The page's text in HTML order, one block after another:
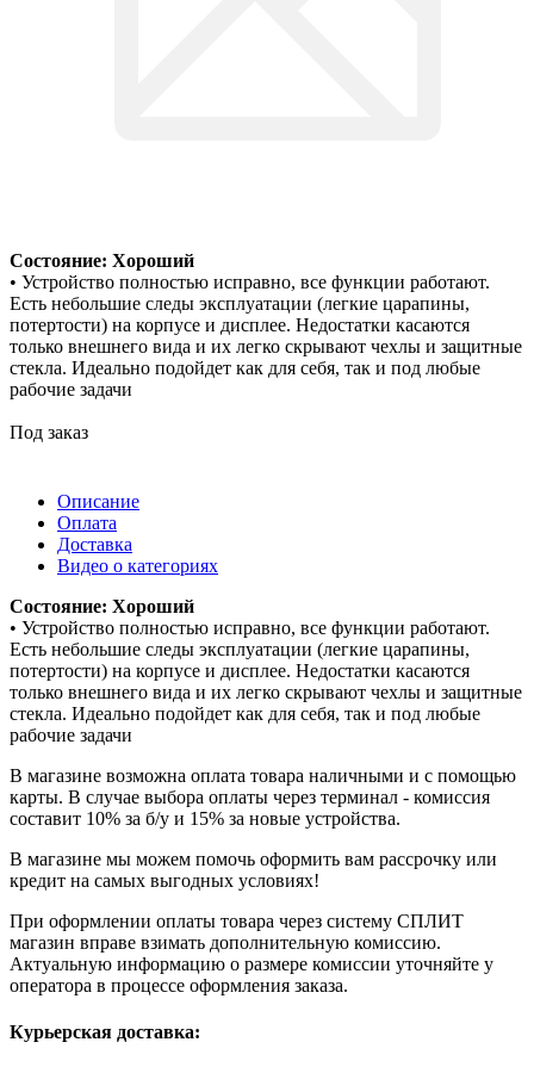
Состояние: Хороший
• Устройство полностью исправно, все функции работают.
Есть небольшие следы эксплуатации (легкие царапины,
потертости) на корпусе и дисплее. Недостатки касаются
только внешнего вида и их легко скрывают чехлы и защитные
стекла. Идеально подойдет как для себя, так и под любые
рабочие задачи
Под заказ
Описание
Оплата
Доставка
Видео о категориях
Состояние: Хороший
• Устройство полностью исправно, все функции работают.
Есть небольшие следы эксплуатации (легкие царапины,
потертости) на корпусе и дисплее. Недостатки касаются
только внешнего вида и их легко скрывают чехлы и защитные
стекла. Идеально подойдет как для себя, так и под любые
рабочие задачи
В магазине возможна оплата товара наличными и с помощью
карты. В случае выбора оплаты через терминал - комиссия
составит 10% за б/у и 15% за новые устройства.
В магазине мы можем помочь оформить вам рассрочку или
кредит на самых выгодных условиях!
При оформлении оплаты товара через систему СПЛИТ
магазин вправе взимать дополнительную комиссию.
Актуальную информацию о размере комиссии уточняйте у
оператора в процессе оформления заказа.
Курьерская доставка: